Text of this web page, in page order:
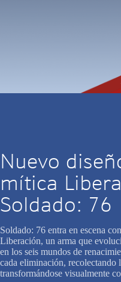
Nuevo
mítica
Soldado: 76
Soldado: 76 entra en escena
Liberación, un arma que
en los seis mundos de
cada eliminación, recolectando
transformándose visualmente